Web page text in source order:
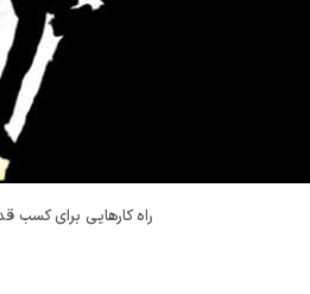
راه کارهایی برای کسب